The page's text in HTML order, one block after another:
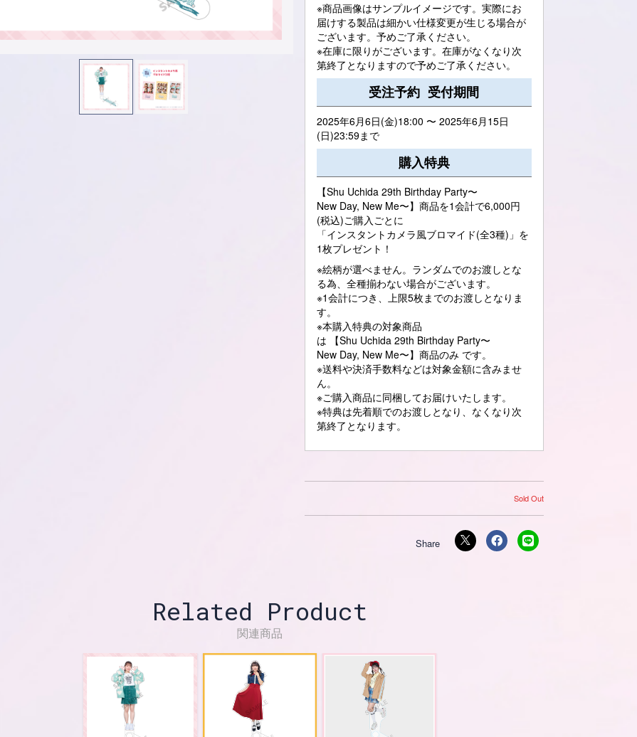
※商品画像はサンプルイメージです。実際にお
届けする製品は細かい仕様変更が生じる場合が
ございます。予めご了承ください。
※在庫に限りがございます。在庫がなくなり次
第終了となりますので予めご了承ください。
受注予約 受付期間
2025年6月6日(金)18:00 〜 2025年6月15日
(日)23:59まで
購入特典
【Shu Uchida 29th Birthday Party〜
New Day, New Me〜】商品を1会計で6,000円
(税込)ご購入ごとに
「インスタントカメラ風ブロマイド(全3種)」を
1枚プレゼント！
※絵柄が選べません。ランダムでのお渡しとな
る為、全種揃わない場合がございます。
※1会計につき、上限5枚までのお渡しとなりま
す。
※本購入特典の対象商品
は 【Shu Uchida 29th Birthday Party〜
New Day, New Me〜】商品のみ です。
※送料や決済手数料などは対象金額に含みませ
ん。
※ご購入商品に同梱してお届けいたします。
※特典は先着順でのお渡しとなり、なくなり次
第終了となります。
Sold Out
Related Product
関連商品